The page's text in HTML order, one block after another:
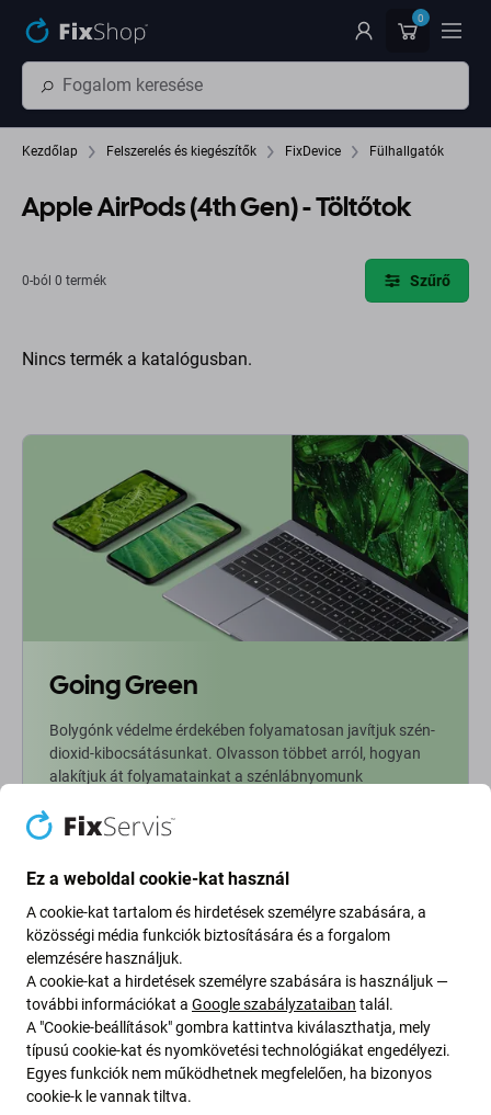
0
Kezdőlap Felszerelés és kiegészítők FixDevice Fülhallgatók
Apple AirPods (4th Gen) - Töltőtok
0-ból 0 termék Szűrő
Nincs termék a katalógusban.
Going Green
Bolygónk védelme érdekében folyamatosan javítjuk szén-
dioxid-kibocsátásunkat. Olvasson többet arról, hogyan
alakítjuk át folyamatainkat a szénlábnyomunk
Newsletter Fix
Iratkozzon fel, hogy rendszeresen tájékoztatást kapjon az
ajánlatunkról szóló kedvezményekről és hírekről. Ugyanakkor
ennek az űrlapnak a benyújtásával megerősítem, hogy több mint
16 éves vagyok
Ez a weboldal cookie-kat használ
A cookie-kat tartalom és hirdetések személyre szabására, a
közösségi média funkciók biztosítására és a forgalom
elemzésére használjuk.
A cookie-kat a hirdetések személyre szabására is használjuk —
további információkat a Google szabályzataiban talál.
A "Cookie-beállítások" gombra kattintva kiválaszthatja, mely
típusú cookie-kat és nyomkövetési technológiákat engedélyezi.
Egyes funkciók nem működhetnek megfelelően, ha bizonyos
cookie-k le vannak tiltva.